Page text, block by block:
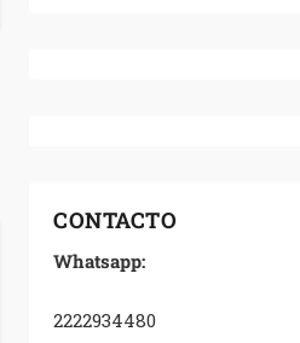
CONTACTO
Whatsapp:
2222934480